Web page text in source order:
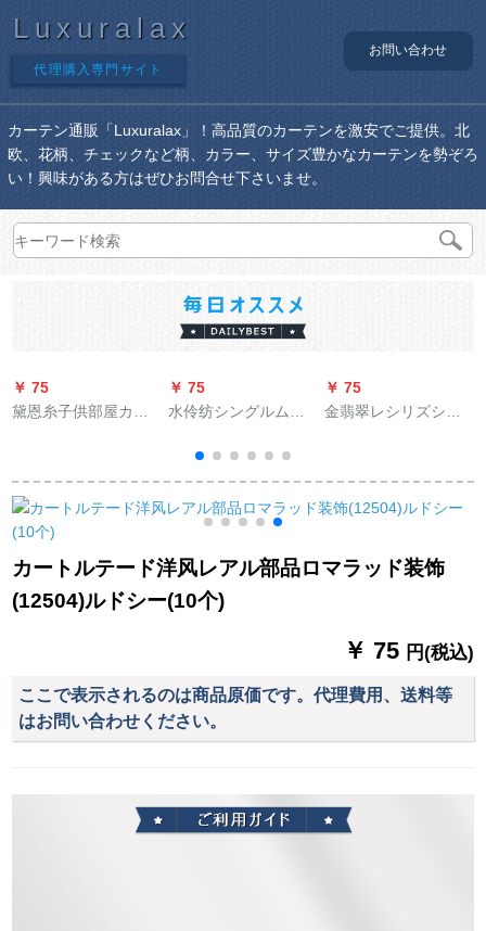
Luxuralax
代理購入専門サイト
お問い合わせ
カーテン通販「Luxuralax」！高品質のカーテンを激安でご提供。北
欧、花柄、チェックなど柄、カラー、サイズ豊かなカーテンを勢ぞろ
い！興味がある方はぜひお問合せ下さいませ。
￥ 75
黛恩糸子供部屋カー
然素材扫き出し窓カ
ーン毎メール(包加工)
何メテルをつまみま
すか？
￥ 75
水伶纺シングルムダ
苏挂球吊穂洋风カー
カーターテーターニ
ューニューバードカ
ーバー水色连续
￥ 75
金翡翠レシリズシリ
ーシリーズシリーズ
シリーズシリーズシ
ーズシリーズシリー
ズシリーズシリーズ
ーズシリーズシリー
シリーズシリーズシ
ーズシリーズシリー
シリーズシリーズシ
リーズシリーズシリ
カートルテード洋风レアル部品ロマラッド装饰
(12504)ルドシー(10个)
￥ 75 円(税込)
ここで表示されるのは商品原価です。代理費用、送料等
はお問い合わせください。